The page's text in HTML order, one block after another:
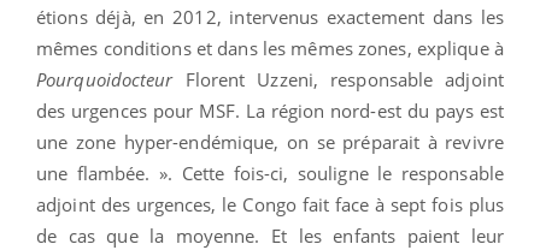
étions déjà, en 2012, intervenus exactement dans les
mêmes conditions et dans les mêmes zones, explique à
PourquoidocteurFlorent Uzzeni, responsable adjoint
des urgences pour MSF. La région nord-est du pays est
une zone hyper-endémique, on se préparait à revivre
une flambée. ». Cette fois-ci, souligne le responsable
adjoint des urgences, le Congo fait face à sept fois plus
de cas que la moyenne. Et les enfants paient leur